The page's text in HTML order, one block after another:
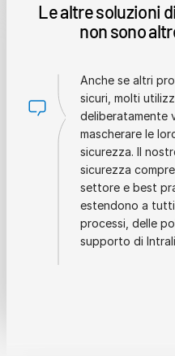
Le altre soluzioni
non sono
Anche se altri
sicuri, molti
deliberatamente
mascherare le
sicurezza. Il
sicurezza
settore e best
estendono a
processi, delle
supporto di